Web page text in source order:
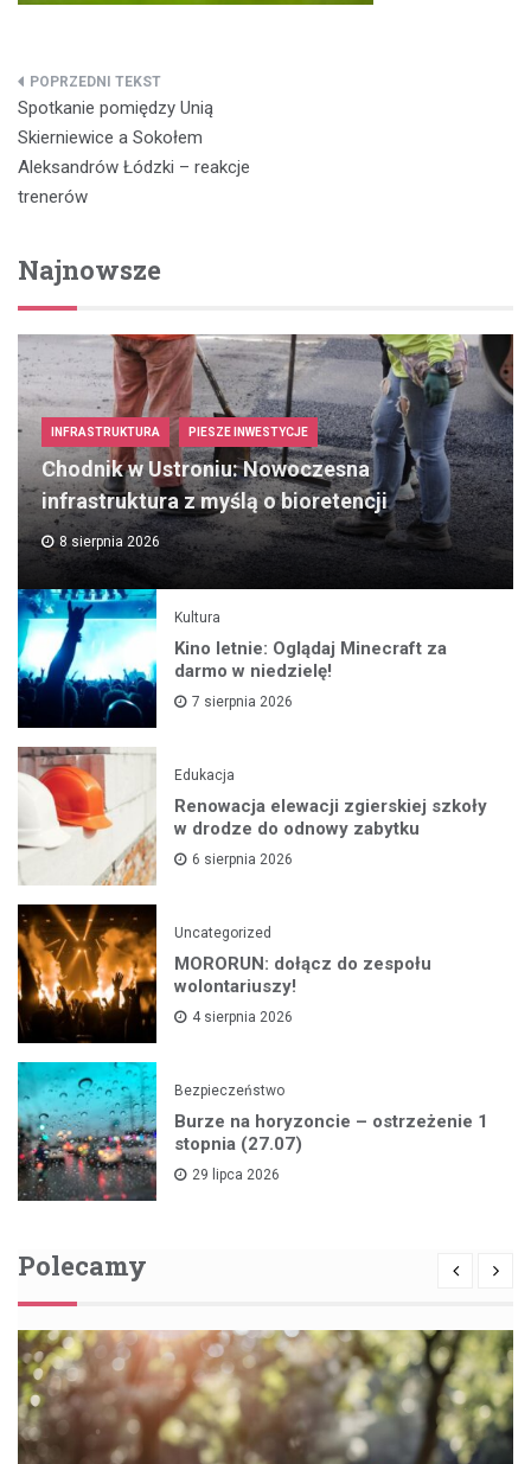
Nawigacja
wpisu
Spotkanie pomiędzy Unią
Skierniewice a Sokołem
Aleksandrów Łódzki – reakcje
trenerów
Najnowsze
INFRASTRUKTURA PIESZE INWESTYCJE
Chodnik w Ustroniu: Nowoczesna
infrastruktura z myślą o bioretencji
8 sierpnia 2026
Kultura
Kino letnie: Oglądaj Minecraft za
darmo w niedzielę!
7 sierpnia 2026
Edukacja
Renowacja elewacji zgierskiej szkoły
w drodze do odnowy zabytku
6 sierpnia 2026
Uncategorized
MORORUN: dołącz do zespołu
wolontariuszy!
4 sierpnia 2026
Bezpieczeństwo
Burze na horyzoncie – ostrzeżenie 1
stopnia (27.07)
29 lipca 2026
Polecamy